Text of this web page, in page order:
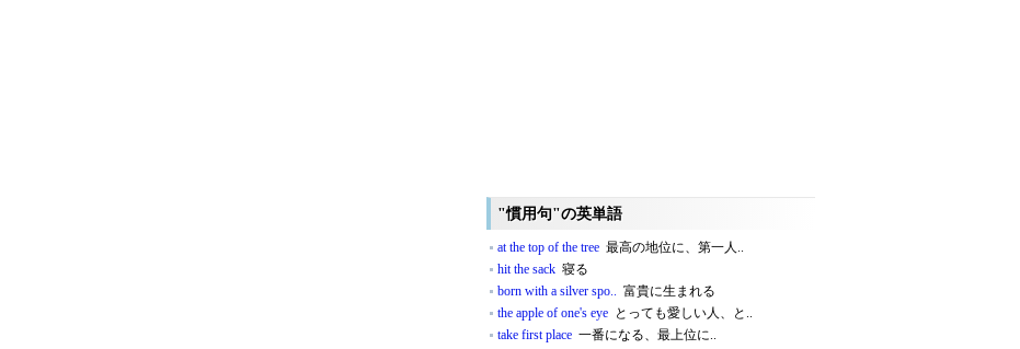
"慣用句"の英単語
at the top of the tree 最高の地位に、第一人..
hit the sack 寝る
born with a silver spo.. 富貴に生まれる
the apple of one's eye とっても愛しい人、と..
take first place 一番になる、最上位に..